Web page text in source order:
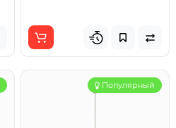
Популярный